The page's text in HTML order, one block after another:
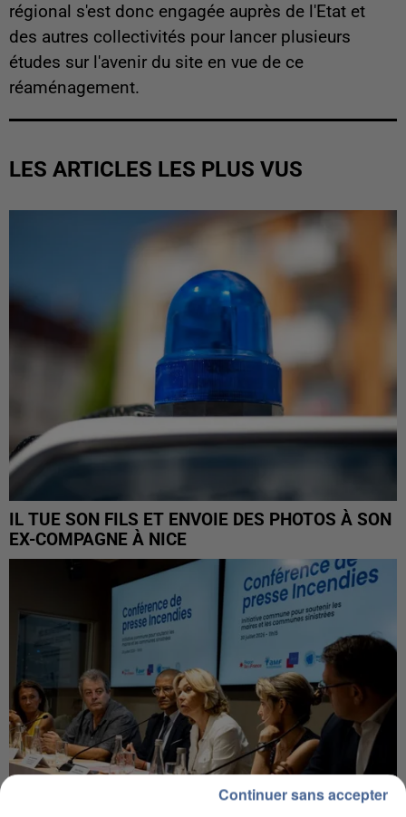
régional s'est donc engagée auprès de l'Etat et
des autres collectivités pour lancer plusieurs
études sur l'avenir du site en vue de ce
réaménagement.
LES ARTICLES LES PLUS VUS
IL TUE SON FILS ET ENVOIE DES PHOTOS À SON
EX-COMPAGNE À NICE
Continuer sans accepter